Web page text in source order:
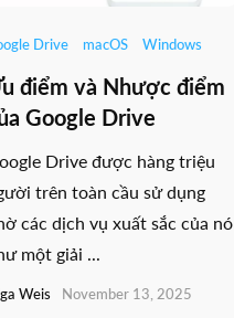
Drive macOS Windows
điểm và Nhược điểm
Google Drive
Drive được hàng triệu
trên toàn cầu sử dụng
các dịch vụ xuất sắc của nó
một giải ...
Weis November 13, 2025